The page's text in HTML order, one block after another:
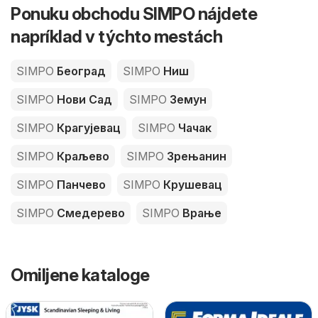
Ponuku obchodu SIMPO nájdete
napríklad v týchto mestách
SIMPO Београд SIMPO Ниш
SIMPO Нови Сад SIMPO Земун
SIMPO Крагујевац SIMPO Чачак
SIMPO Краљево SIMPO Зрењанин
SIMPO Панчево SIMPO Крушевац
SIMPO Смедерево SIMPO Врање
Omiljene kataloge